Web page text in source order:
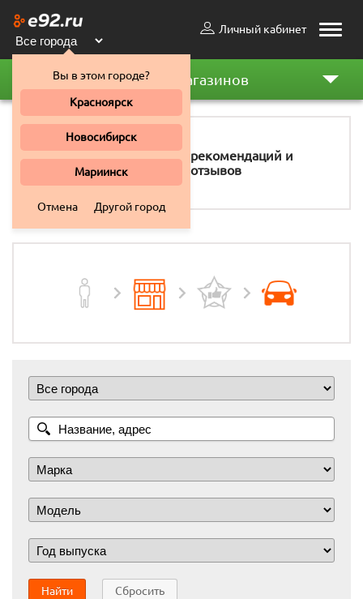
Toggle
Личный кабинет
Вы в этом городе?
Красноярск
Новосибирск
Мариинск
Отмена Другой город
Рейтинг магазинов
11 158
рекомендаций и
отзывов
Найти Сбросить